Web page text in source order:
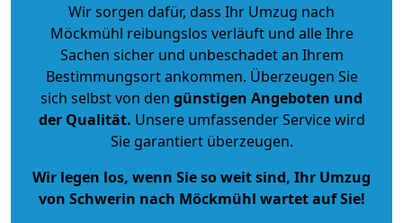
Wir sorgen dafür, dass Ihr Umzug nach
Möckmühl reibungslos verläuft und alle Ihre
Sachen sicher und unbeschadet an Ihrem
Bestimmungsort ankommen. Überzeugen Sie
sich selbst von den günstigen Angeboten und
der Qualität. Unsere umfassender Service wird
Sie garantiert überzeugen.
Wir legen los, wenn Sie so weit sind, Ihr Umzug
von Schwerin nach Möckmühl wartet auf Sie!